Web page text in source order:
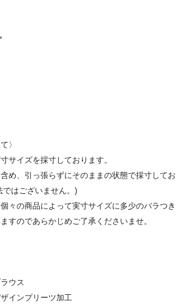
〉
サイズを採寸しております。
め、引っ張らずにそのままの状態で採寸してお
ではございません。)
々の商品によって実寸サイズに多少のバラつき
すのであらかじめご了承くださいませ。
ウス
インプリーツ加工